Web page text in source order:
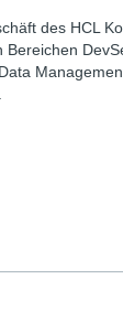
des HCL
Bereichen